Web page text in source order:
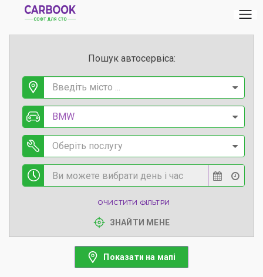
Пошук автосервіса:
Введіть місто ...
BMW
Оберіть послугу
ОЧИСТИТИ ФІЛЬТРИ
ЗНАЙТИ МЕНЕ
Показати на мапі